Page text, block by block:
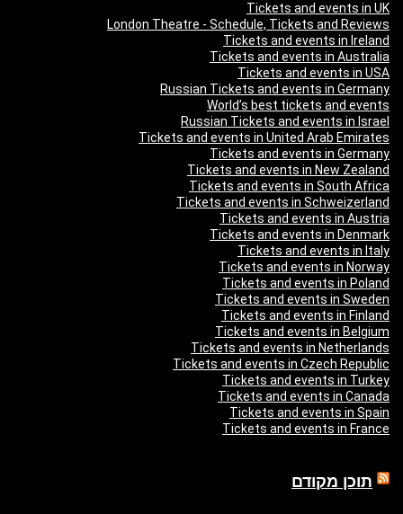
Tickets and events in UK
London Theatre - Schedule, Tickets and Reviews
Tickets and events in Ireland
Tickets and events in Australia
Tickets and events in USA
Russian Tickets and events in Germany
World’s best tickets and events
Russian Tickets and events in Israel
Tickets and events in United Arab Emirates
Tickets and events in Germany
Tickets and events in New Zealand
Tickets and events in South Africa
Tickets and events in Schweizerland
Tickets and events in Austria
Tickets and events in Denmark
Tickets and events in Italy
Tickets and events in Norway
Tickets and events in Poland
Tickets and events in Sweden
Tickets and events in Finland
Tickets and events in Belgium
Tickets and events in Netherlands
Tickets and events in Czech Republic
Tickets and events in Turkey
Tickets and events in Canada
Tickets and events in Spain
Tickets and events in France
תוכן מקודם